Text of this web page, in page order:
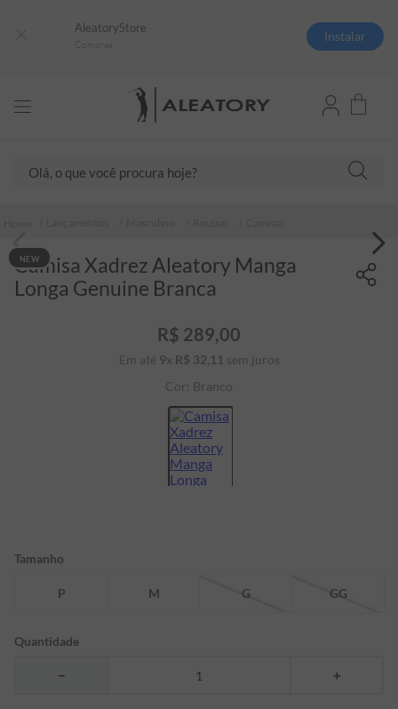
AleatoryStore
Instalar
NEW
Camisa Xadrez Aleatory Manga
Longa Genuine Branca
R$ 289,00
Em até 9x R$ 32,11 sem juros
Cor: Branco
Tamanho
P M G GG
Quantidade
＋
－
2º
camiseta listrada
3º
4º
camiseta
5º
pima
6º
jaqueta
7º
8º
9
manga longa